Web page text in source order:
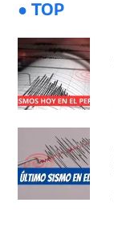
● TOP